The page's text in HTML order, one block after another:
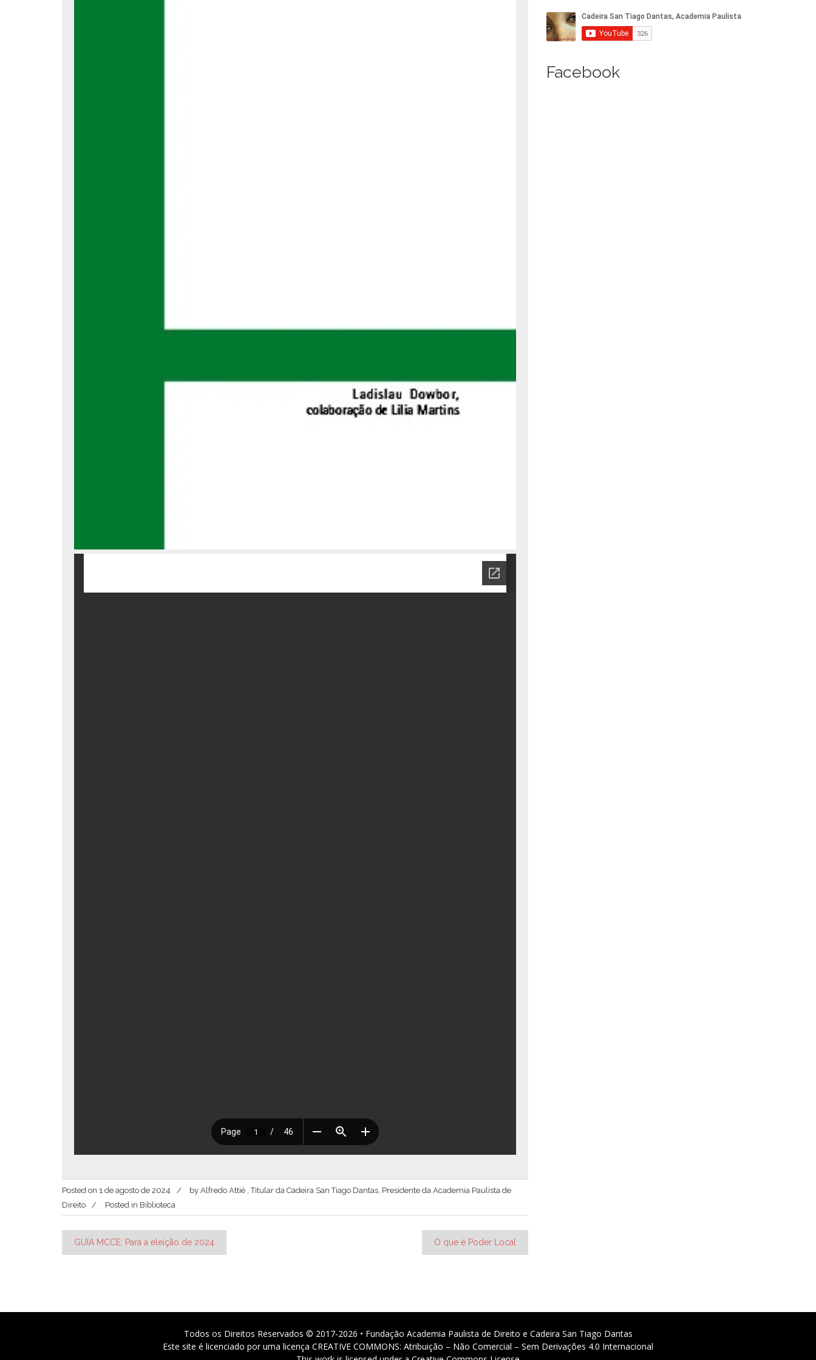
Posted on 1 de agosto de 2024 by Alfredo Attié , Titular da Cadeira San Tiago Dantas, Presidente da Academia Paulista de
Direito
Posted in Biblioteca
Navegação
GUIA MCCE: Para a eleição de 2024 O que é Poder Local
Facebook
Todos os Direitos Reservados © 2017-2026 • Fundação Academia Paulista de Direito e Cadeira San Tiago Dantas
Este site é licenciado por uma licença CREATIVE COMMONS: Atribuição – Não Comercial – Sem Derivações 4.0 Internacional